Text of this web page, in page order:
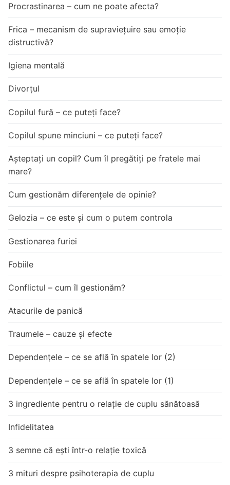
Procrastinarea – cum ne poate afecta?
Frica – mecanism de supraviețuire sau emoție
distructivă?
Igiena mentală
Divorțul
Copilul fură – ce puteți face?
Copilul spune minciuni – ce puteți face?
Așteptați un copil? Cum îl pregătiți pe fratele mai
mare?
Cum gestionăm diferențele de opinie?
Gelozia – ce este și cum o putem controla
Gestionarea furiei
Fobiile
Conflictul – cum îl gestionăm?
Atacurile de panică
Traumele – cauze și efecte
Dependențele – ce se află în spatele lor (2)
Dependențele – ce se află în spatele lor (1)
3 ingrediente pentru o relație de cuplu sănătoasă
Infidelitatea
3 semne că ești într-o relație toxică
3 mituri despre psihoterapia de cuplu